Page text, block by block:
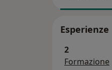
Esperienze
2
Formazione